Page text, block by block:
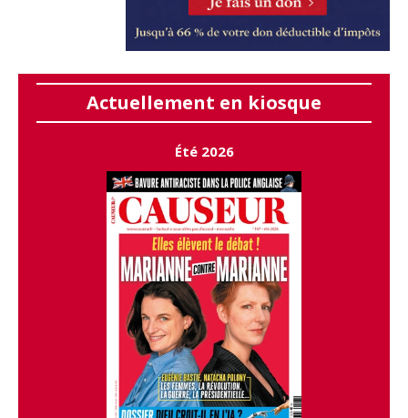
Actuellement en kiosque
Été 2026